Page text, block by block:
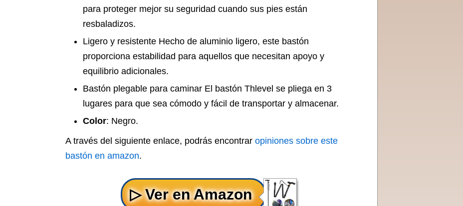
para proteger mejor su seguridad cuando sus pies están
resbaladizos.
Ligero y resistente Hecho de aluminio ligero, este bastón
proporciona estabilidad para aquellos que necesitan apoyo y
equilibrio adicionales.
Bastón plegable para caminar El bastón Thlevel se pliega en 3
lugares para que sea cómodo y fácil de transportar y almacenar.
Color: Negro.
A través del siguiente enlace, podrás encontrar opiniones sobre este
bastón en amazon.